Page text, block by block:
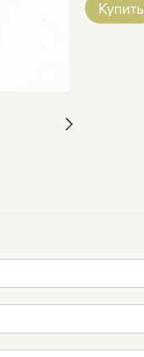
Купить